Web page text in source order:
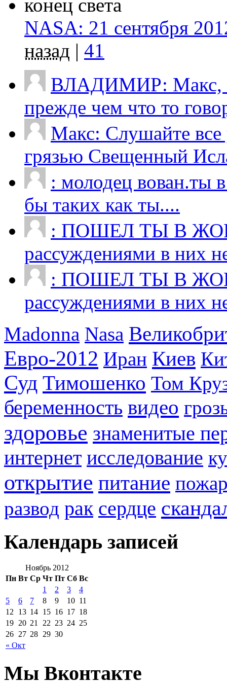
NASA: 21 сентября
назад | 41
ВЛАДИМИР: Макс,
прежде чем что то
Макс: Слушайте все
грязью Свещенный
: молодец вован.ты
бы таких как ты....
: ПОШЕЛ ТЫ В
рассуждениями в них
: ПОШЕЛ ТЫ В
рассуждениями в них
Madonna Nasa
Евро-2012 Иран Киев
Суд Тимошенко Том
беременность видео
здоровье знаменитые
интернет исследование
открытие питание
развод рак сердце
Календарь записей
Ноябрь 2012
Пн Вт Ср Чт Пт Сб Вс
« Окт
1 2 3
4
5
6 7 8 9 10 11
12
13 14 15 16 17 18
19 20 21 22 23 24 25
26 27 28 29 30
Мы Вконтакте